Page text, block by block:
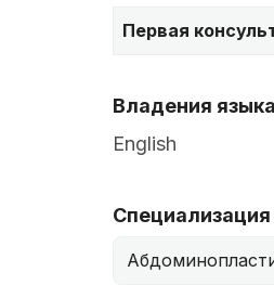
Первая
Владения
English
Специализация